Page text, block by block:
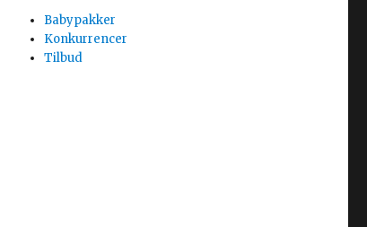
Babypakker
Konkurrencer
Tilbud